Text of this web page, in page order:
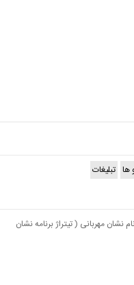
ها تبلیغات
مهربانی ( تیتراژ برنامه نشان